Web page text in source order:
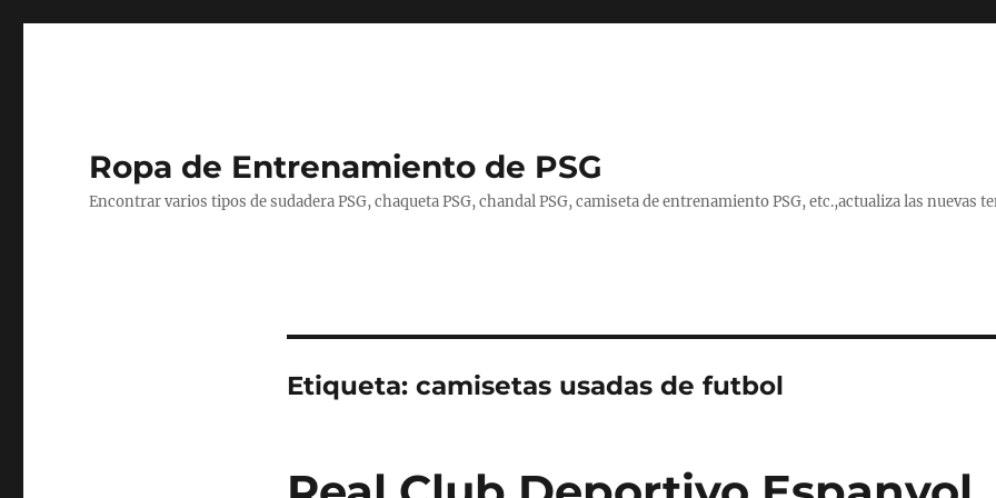
Ropa de Entrenamiento de PSG
Encontrar varios tipos de sudadera PSG, chaqueta PSG, chandal PSG, camiseta de entrenamiento PSG, etc.,actualiza las nuevas
Etiqueta: camisetas usadas de futbol